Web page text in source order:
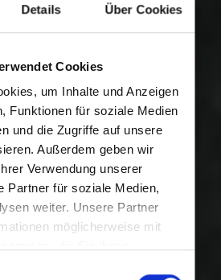
Details Über Cookies
Cookies
um Inhalte und Anzeigen
Funktionen für soziale Medien
und die Zugriffe auf unsere
Außerdem geben wir
Verwendung unserer
Partner für soziale Medien,
weiter. Unsere Partner
möglicherweise mit